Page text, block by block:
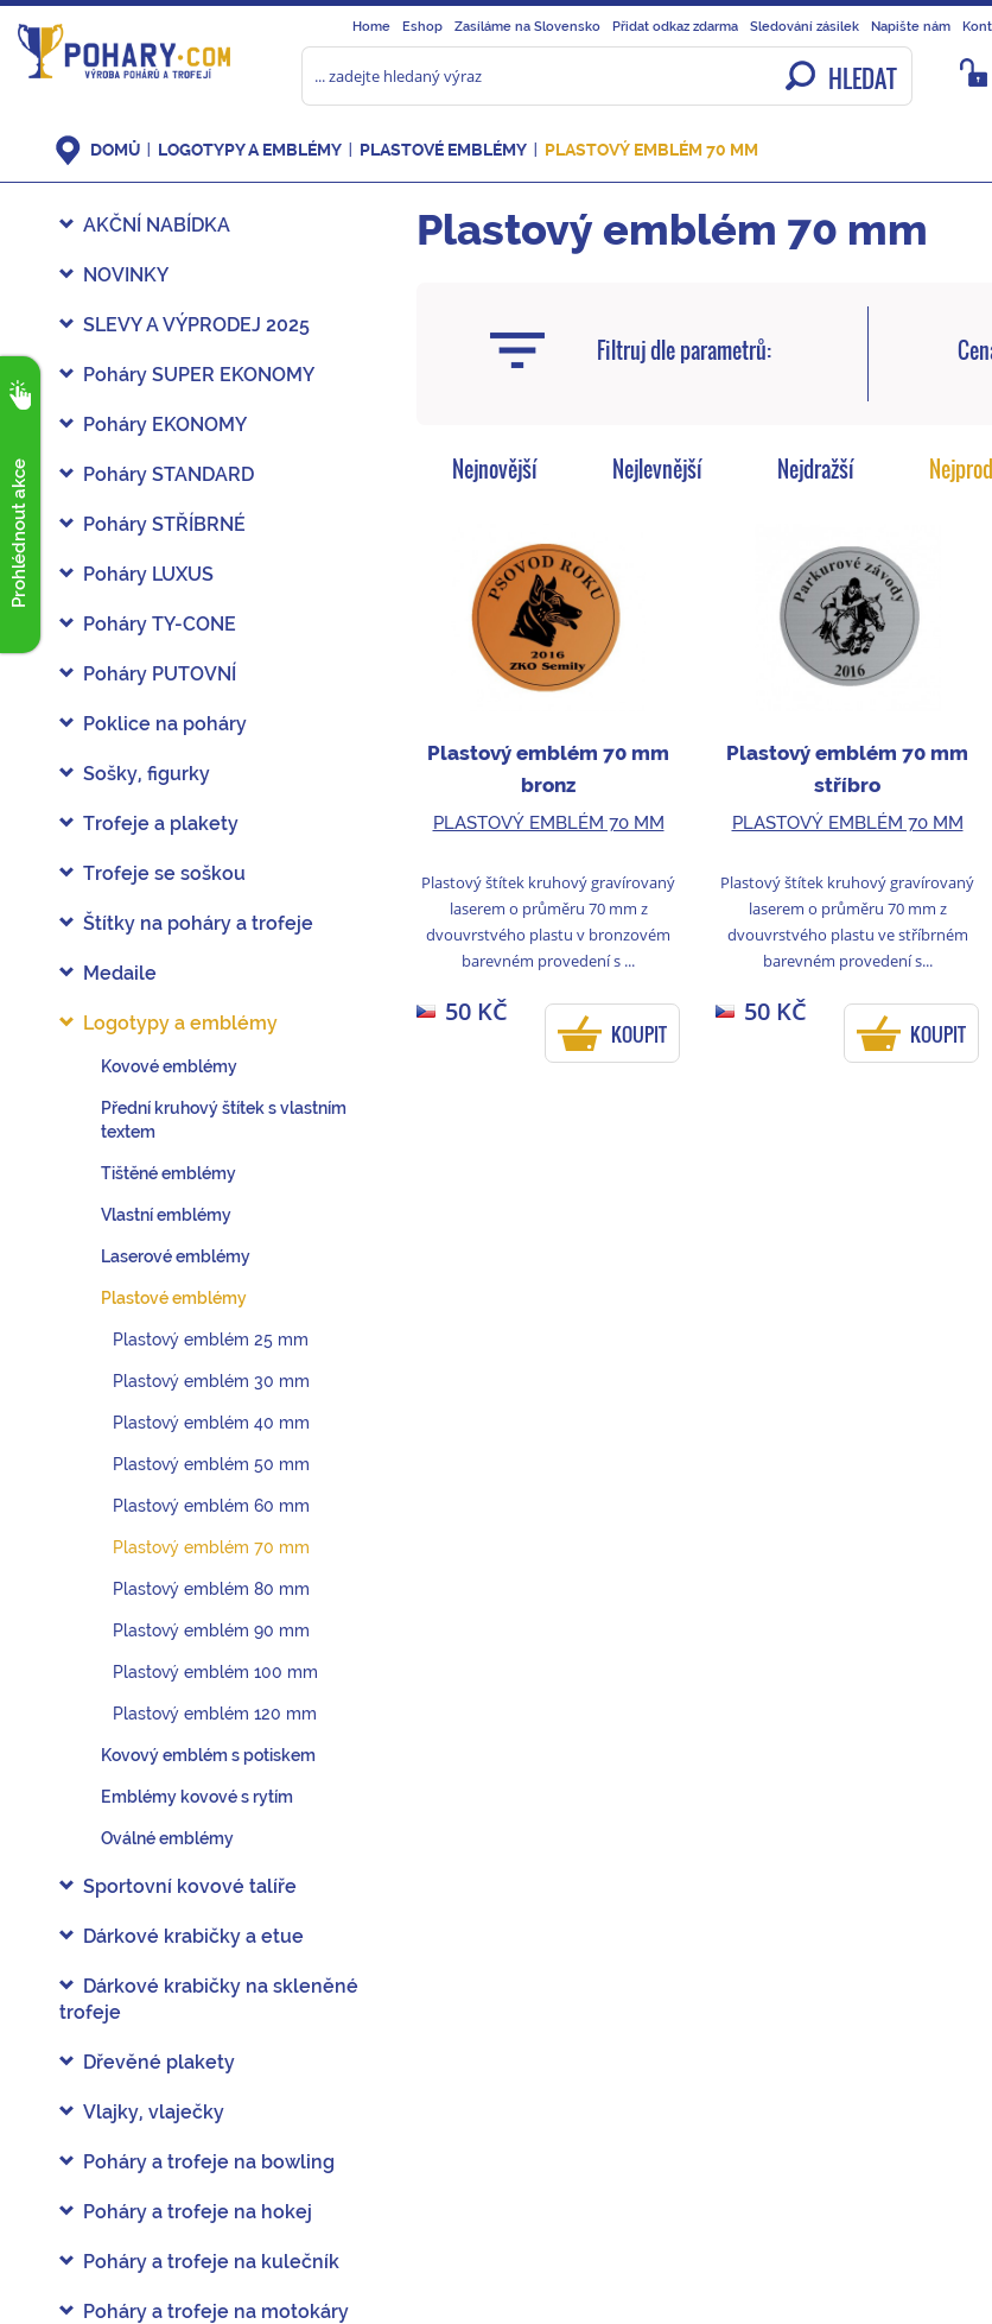
Home Eshop Zasíláme na Slovensko Přidat odkaz zdarma Sledování zásilek Napište nám
HLEDAT
Prohlédnout akce
DOMŮ LOGOTYPY A EMBLÉMY PLASTOVÉ EMBLÉMY PLASTOVÝ EMBLÉM 70 MM
AKČNÍ NABÍDKA
NOVINKY
SLEVY A VÝPRODEJ 2025
Poháry SUPER EKONOMY
Poháry EKONOMY
Poháry STANDARD
Poháry STŘÍBRNÉ
Poháry LUXUS
Poháry TY-CONE
Poháry PUTOVNÍ
Poklice na poháry
Sošky, figurky
Trofeje a plakety
Trofeje se soškou
Štítky na poháry a trofeje
Medaile
Logotypy a emblémy
Kovové emblémy
Přední kruhový štítek s vlastním
textem
Tištěné emblémy
Vlastní emblémy
Laserové emblémy
Plastové emblémy
Plastový emblém 25 mm
Plastový emblém 30 mm
Plastový emblém 40 mm
Plastový emblém 50 mm
Plastový emblém 60 mm
Plastový emblém 70 mm
Plastový emblém 80 mm
Plastový emblém 90 mm
Plastový emblém 100 mm
Plastový emblém 120 mm
Kovový emblém s potiskem
Emblémy kovové s rytím
Oválné emblémy
Sportovní kovové talíře
Dárkové krabičky a etue
Dárkové krabičky na skleněné
trofeje
Dřevěné plakety
Vlajky, vlaječky
Poháry a trofeje na bowling
Poháry a trofeje na hokej
Poháry a trofeje na kulečník
Poháry a trofeje na motokáry
Plastový emblém 70 mm
Filtruj dle parametrů:
Nejnovější Nejlevnější Nejdražší
Plastový emblém 70 mm
bronz
PLASTOVÝ EMBLÉM 70 MM
Plastový štítek kruhový gravírovaný
laserem o průměru 70 mm z
dvouvrstvého plastu v bronzovém
barevném provedení s ...
50 KČ
KOUPIT
Plastový emblém 70 mm
stříbro
PLASTOVÝ EMBLÉM 70 MM
Plastový štítek kruhový gravírovaný
laserem o průměru 70 mm z
dvouvrstvého plastu ve stříbrném
barevném provedení s...
50 KČ
KOUPIT